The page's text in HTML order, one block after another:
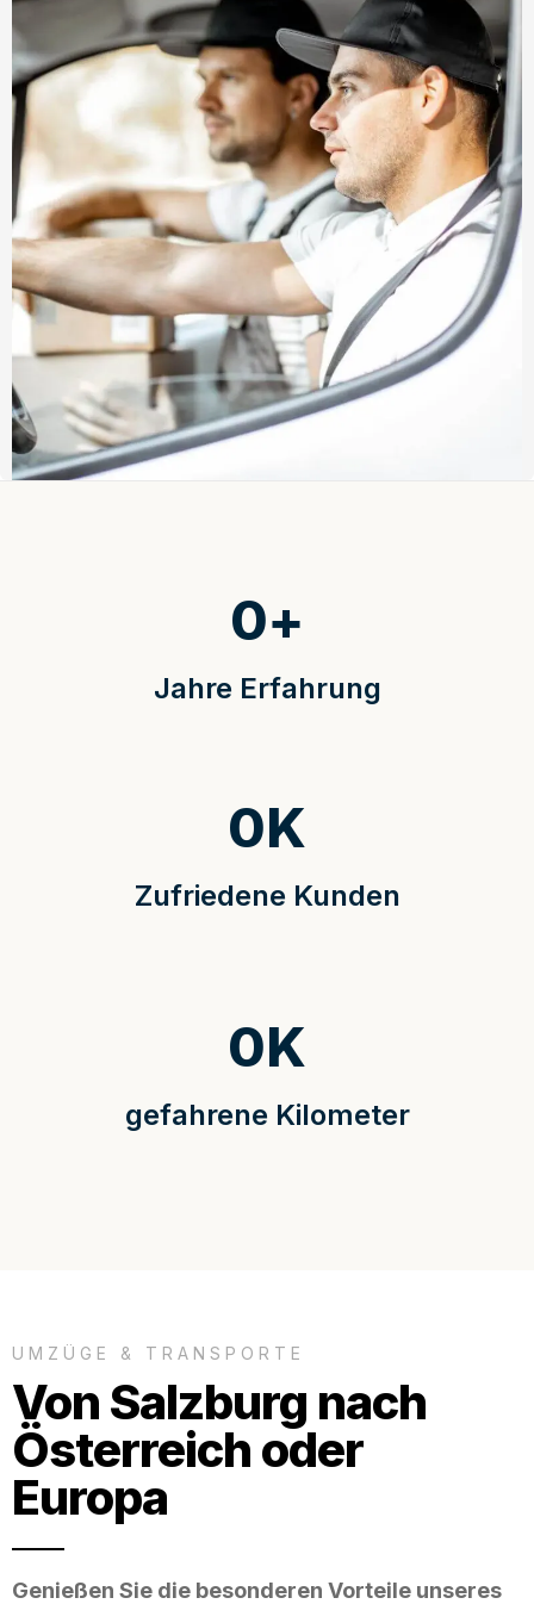
Jahre Erfahrung
0+
Zufriedene Kunden
0K
gefahrene Kilometer
0K
UMZÜGE & TRANSPORTE
Von Salzburg nach
Österreich oder
Europa
Genießen Sie die besonderen Vorteile unseres